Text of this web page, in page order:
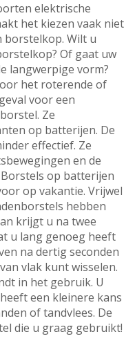
elektrische
het kiezen vaak niet
borstelkop. Wilt u
Of gaat uw
langwerpige vorm?
het roterende of
voor een
Ze
op batterijen. De
effectief. Ze
en de
op batterijen
op vakantie. Vrijwel
hebben
krijgt u na twee
u lang genoeg heeft
na dertig seconden
vlak kunt wisselen.
in het gebruik. U
een kleinere kans
of tandvlees. De
die u graag gebruikt!